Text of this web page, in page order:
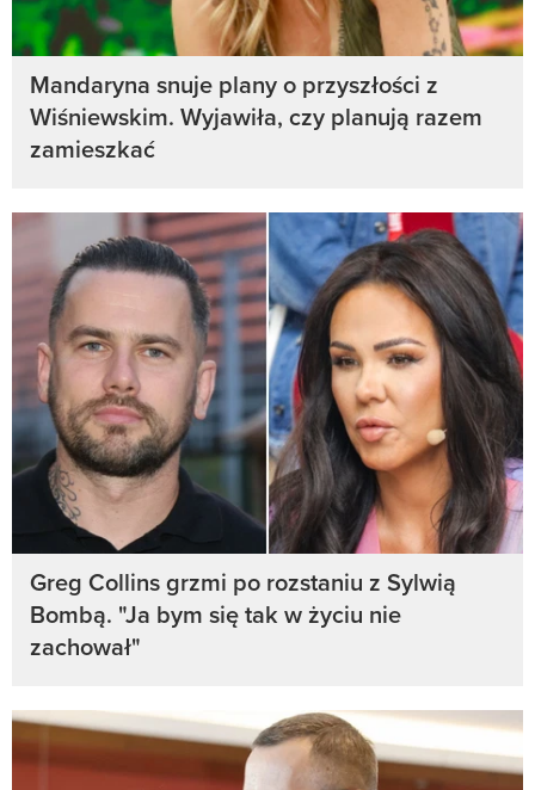
Mandaryna snuje plany o przyszłości z
Wiśniewskim. Wyjawiła, czy planują razem
zamieszkać
Greg Collins grzmi po rozstaniu z Sylwią
Bombą. "Ja bym się tak w życiu nie
zachował"